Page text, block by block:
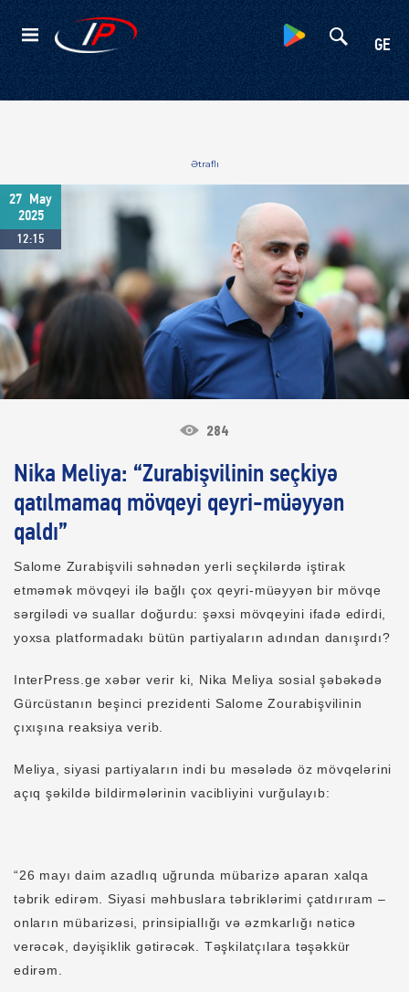
GE
Kateqoriyalar
Ətraflı
27
May
2025
12:15
284
Nika Meliya: “Zurabişvilinin seçkiyə
qatılmamaq mövqeyi qeyri-müəyyən
qaldı”
Salome Zurabişvili səhnədən yerli seçkilərdə iştirak
etməmək mövqeyi ilə bağlı çox qeyri-müəyyən bir mövqe
sərgilədi və suallar doğurdu: şəxsi mövqeyini ifadə edirdi,
yoxsa platformadakı bütün partiyaların adından danışırdı?
InterPress.ge xəbər verir ki, Nika Meliya sosial şəbəkədə
Gürcüstanın beşinci prezidenti Salome Zourabişvilinin
çıxışına reaksiya verib.
Meliya, siyasi partiyaların indi bu məsələdə öz mövqelərini
açıq şəkildə bildirmələrinin vacibliyini vurğulayıb:
“26 mayı daim azadlıq uğrunda mübarizə aparan xalqa
təbrik edirəm. Siyasi məhbuslara təbriklərimi çatdırıram –
onların mübarizəsi, prinsipiallığı və əzmkarlığı nəticə
verəcək, dəyişiklik gətirəcək. Təşkilatçılara təşəkkür
edirəm.